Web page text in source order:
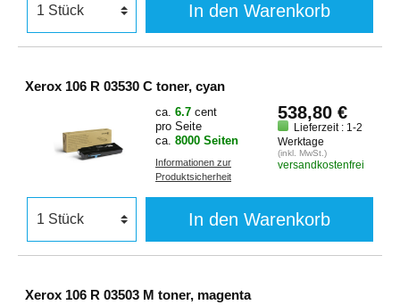
In den Warenkorb
Xerox 106 R 03530 C toner, cyan
ca. 6.7 cent
pro Seite
ca. 8000 Seiten
Informationen zur
Produktsicherheit
538,80 €
Lieferzeit : 1-2
Werktage
(inkl. MwSt.)
versandkostenfrei
In den Warenkorb
Xerox 106 R 03503 M toner, magenta